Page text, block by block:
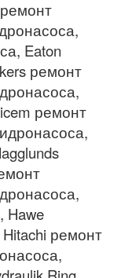
ремонт
,
, Eaton
ремонт
,
ремонт
,
,
, Hawe
Hitachi ремонт
,